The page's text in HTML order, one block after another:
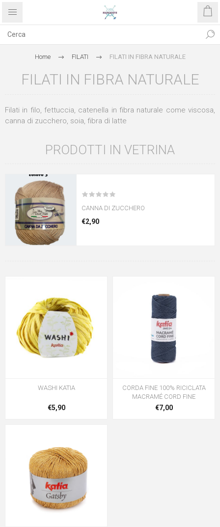
Home FILATI FILATI IN FIBRA NATURALE
FILATI IN FIBRA NATURALE
Filati in filo, fettuccia, catenella in fibra naturale come viscosa,
canna di zucchero, soia, fibra di latte
PRODOTTI IN VETRINA
CANNA DI ZUCCHERO
€2,90
WASHI KATIA
€5,90
CORDA FINE 100% RICICLATA
MACRAMÉ CORD FINE
€7,00